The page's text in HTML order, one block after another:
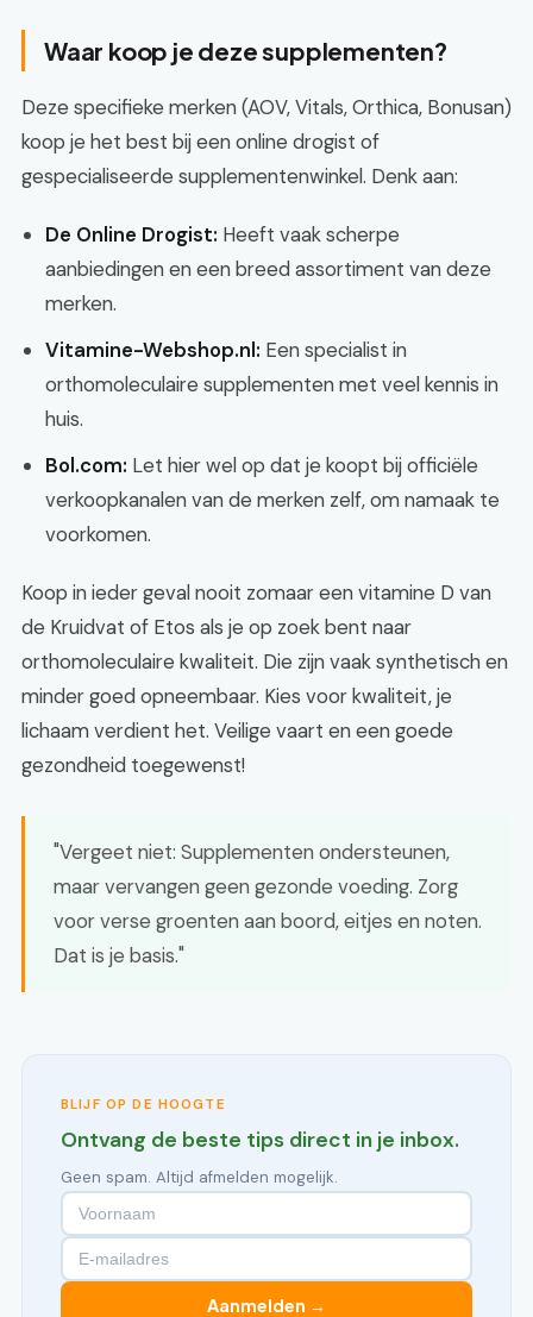
Waar koop je deze supplementen?
Deze specifieke merken (AOV, Vitals, Orthica, Bonusan)
koop je het best bij een online drogist of
gespecialiseerde supplementenwinkel. Denk aan:
De Online Drogist: Heeft vaak scherpe
aanbiedingen en een breed assortiment van deze
merken.
Vitamine-Webshop.nl: Een specialist in
orthomoleculaire supplementen met veel kennis in
huis.
Bol.com: Let hier wel op dat je koopt bij officiële
verkoopkanalen van de merken zelf, om namaak te
voorkomen.
Koop in ieder geval nooit zomaar een vitamine D van
de Kruidvat of Etos als je op zoek bent naar
orthomoleculaire kwaliteit. Die zijn vaak synthetisch en
minder goed opneembaar. Kies voor kwaliteit, je
lichaam verdient het. Veilige vaart en een goede
gezondheid toegewenst!
"Vergeet niet: Supplementen ondersteunen,
maar vervangen geen gezonde voeding. Zorg
voor verse groenten aan boord, eitjes en noten.
Dat is je basis."
BLIJF OP DE HOOGTE
Ontvang de beste tips direct in je inbox.
Geen spam. Altijd afmelden mogelijk.
Aanmelden →